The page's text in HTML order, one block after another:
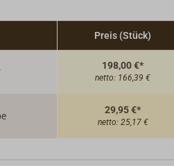
Preis (Stück)
198,00 €*
netto: 166,39 €
29,95 €*
netto: 25,17 €